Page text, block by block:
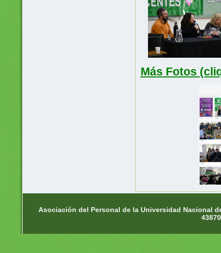
Más Fotos
Asociación del Personal de la Universidad Nacional